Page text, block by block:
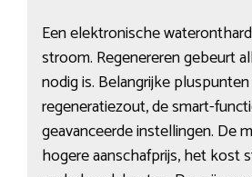
Een elektronische
stroom. Regenereren gebeurt
nodig is. Belangrijke
regeneratiezout, de smart-
geavanceerde instellingen. De
hogere aanschafprijs, het kost